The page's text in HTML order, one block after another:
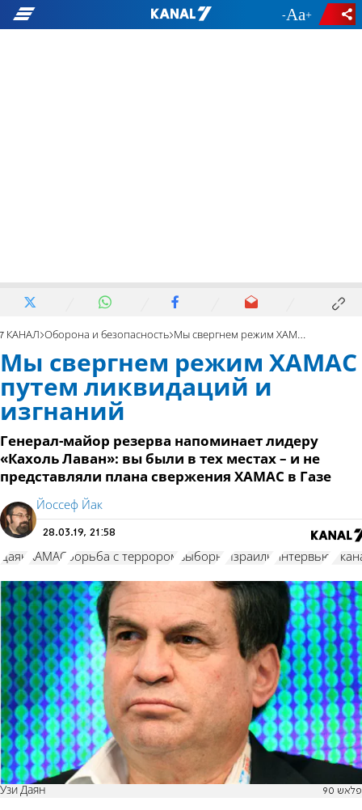
- +
7 КАНАЛ Оборона и безопасность Мы свергнем режим ХАМАС путем ликвидаций и изгнаний
Мы свергнем режим ХАМАС
путем ликвидаций и
изгнаний
Генерал-майор резерва напоминает лидеру
«Кахоль Лаван»: вы были в тех местах – и не
представляли плана свержения ХАМАС в Газе
Йоссеф Йак
28.03.19, 21:58
Даян ХАМАС борьба с террором выборы Израиль интервью 7
Узи Даян פלאש 90